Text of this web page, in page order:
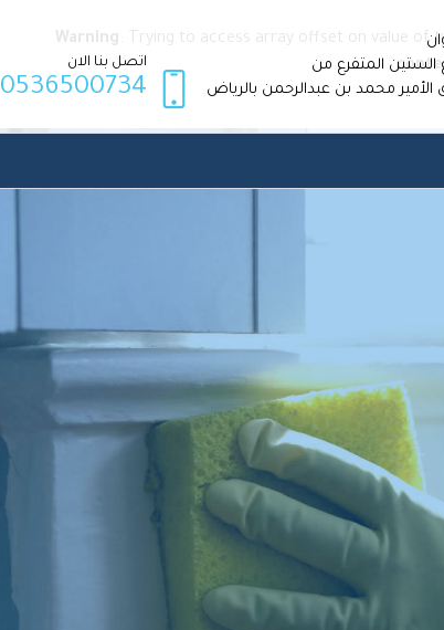
الستين المتفرع من
الأمير محمد بن عبدالرحمن بالرياض
اتصل بنا الان
0536500734
Warning : Trying to access array offset on value of